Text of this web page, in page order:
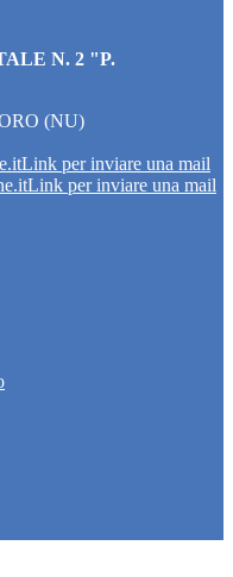
N. 2 "P.
(NU)
Link per inviare una mail
Link per inviare una mail